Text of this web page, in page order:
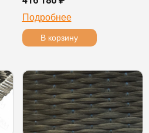
Подробнее
В корзину